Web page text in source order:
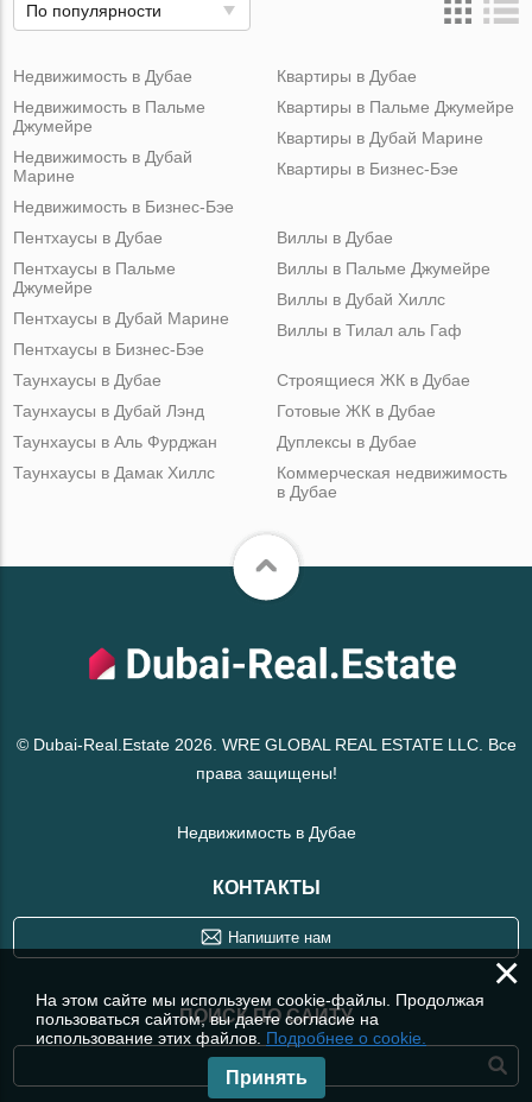
По популярности
Недвижимость в Дубае
Недвижимость в Пальме
Джумейре
Недвижимость в Дубай
Марине
Недвижимость в Бизнес-Бэе
Квартиры в Дубае
Квартиры в Пальме Джумейре
Квартиры в Дубай Марине
Квартиры в Бизнес-Бэе
Пентхаусы в Дубае
Пентхаусы в Пальме
Джумейре
Пентхаусы в Дубай Марине
Пентхаусы в Бизнес-Бэе
Виллы в Дубае
Виллы в Пальме Джумейре
Виллы в Дубай Хиллс
Виллы в Тилал аль Гаф
Таунхаусы в Дубае
Таунхаусы в Дубай Лэнд
Таунхаусы в Аль Фурджан
Таунхаусы в Дамак Хиллс
Строящиеся ЖК в Дубае
Готовые ЖК в Дубае
Дуплексы в Дубае
Коммерческая недвижимость
в Дубае
© Dubai-Real.Estate 2026. WRE GLOBAL REAL ESTATE LLC. Все
права защищены!
Недвижимость в Дубае
КОНТАКТЫ
Напишите нам
ПОИСК ПО САЙТУ
×
На этом сайте мы используем cookie-файлы. Продолжая
пользоваться сайтом, вы даете согласие на
использование этих файлов. Подробнее о cookie.
Принять